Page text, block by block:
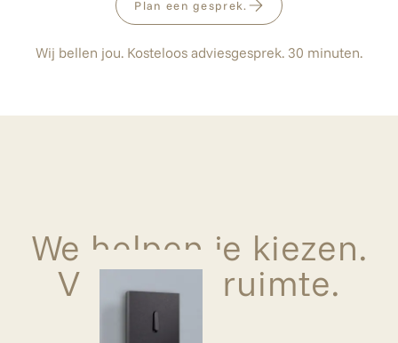
Plan een gesprek.
Wij bellen jou. Kosteloos adviesgesprek. 30 minuten.
We helpen je kiezen.
Voor elke ruimte.